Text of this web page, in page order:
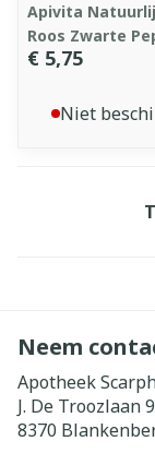
Apivita
Roos Zwarte
€ 5,75
Niet
Neem
Apotheek
J. De Troozlaan
8370